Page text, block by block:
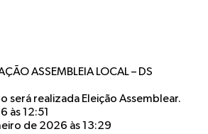
ASSEMBLEIA LOCAL – DS
será realizada Eleição Assemblear.
às 12:51
de 2026 às 13:29